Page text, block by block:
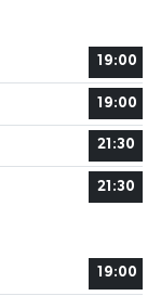
19:00
19:00
21:30
21:30
19:00